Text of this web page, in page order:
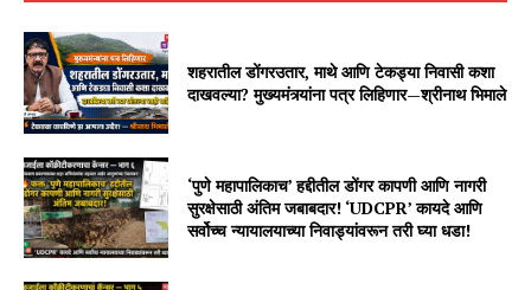
शहरातील डोंगरउतार, माथे आणि टेकड्या निवासी कशा
दाखवल्या? मुख्यमंत्र्यांना पत्र लिहिणार—श्रीनाथ भिमाले
‘पुणे महापालिकाच’ हद्दीतील डोंगर कापणी आणि नागरी
सुरक्षेसाठी अंतिम जबाबदार! ‘UDCPR’ कायदे आणि
सर्वोच्च न्यायालयाच्या निवाड्यांवरून तरी घ्या धडा!